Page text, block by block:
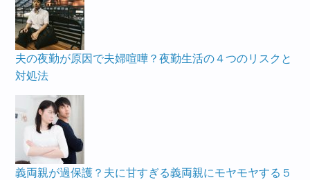
夫の夜勤が原因で夫婦喧嘩？夜勤生活の４つのリスクと
対処法
義両親が過保護？夫に甘すぎる義両親にモヤモヤする５